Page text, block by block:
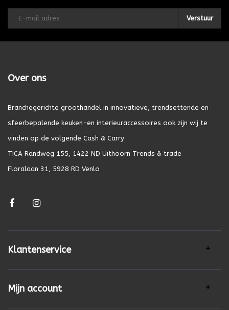
Verstuur
Over ons
Branchegerichte groothandel in innovatieve, trendsettende en
sfeerbepalende keuken-en interieuraccessoires ook zijn wij te
vinden op de volgende Cash & Carry
TICA Randweg 155, 1422 ND Uithoorn Trends & trade
Floralaan 31, 5928 RD Venlo
Klantenservice
Mijn account